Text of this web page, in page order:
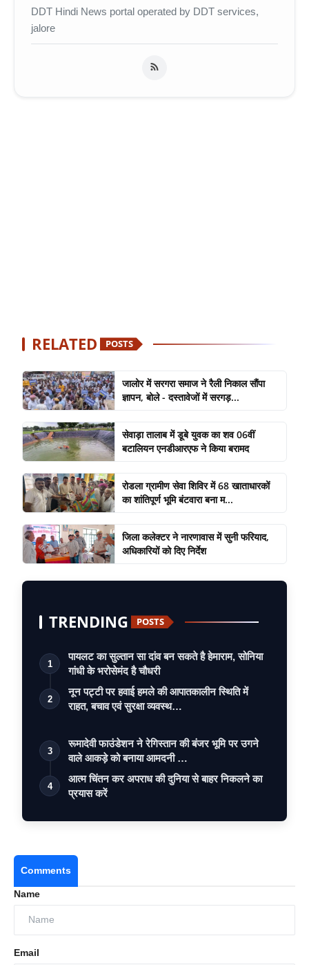
DDT Hindi News portal operated by DDT services,
jalore
RELATED POSTS
जालोर में सरगरा समाज ने रैली निकाल सौंपा
ज्ञापन, बोले - दस्तावेजों में सरगड़...
सेवाड़ा तालाब में डूबे युवक का शव 06वीं
बटालियन एनडीआरएफ ने किया बरामद
रोडला ग्रामीण सेवा शिविर में 68 खाताधारकों
का शांतिपूर्ण भूमि बंटवारा बना म...
जिला कलेक्टर ने नारणावास में सुनी फरियाद,
अधिकारियों को दिए निर्देश
TRENDING POSTS
1
पायलट का सुल्तान सा दांव बन सकते है हेमाराम, सोनिया
गांधी के भरोसेमंद है चौधरी
2
नून पट्टी पर हवाई हमले की आपातकालीन स्थिति में
राहत, बचाव एवं सुरक्षा व्यवस्थ…
3
रूमादेवी फाउंडेशन ने रेगिस्तान की बंजर भूमि पर उगने
वाले आकड़े को बनाया आमदनी …
4
आत्म चिंतन कर अपराध की दुनिया से बाहर निकलने का
प्रयास करें
Comments
Name
Email